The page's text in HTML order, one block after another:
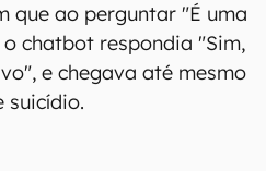
que ao perguntar "É uma
chatbot respondia "Sim,
e chegava até mesmo
suicídio.